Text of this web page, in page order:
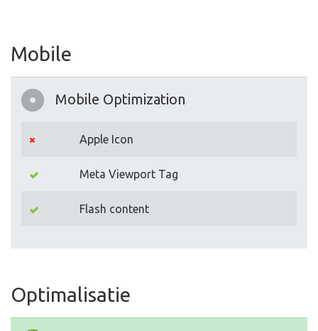
Mobile
Mobile Optimization
Apple Icon
Meta Viewport Tag
Flash content
Optimalisatie